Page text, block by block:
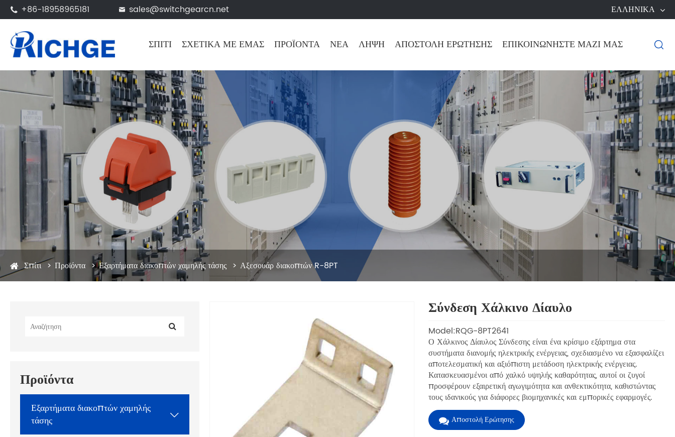
 +86-18958965181  sales@switchgearcn.net ΕΛΛΗΝΙΚΆ
ΣΠΊΤΙ ΣΧΕΤΙΚΆ ΜΕ ΕΜΆΣ ΠΡΟΪΌΝΤΑ ΝΈΑ ΛΉΨΗ ΑΠΟΣΤΟΛΉ ΕΡΏΤΗΣΗΣ ΕΠΙΚΟΙΝΩΝΉΣΤΕ ΜΑΖΊ ΜΑΣ 
Σπίτι Προϊόντα Εξαρτήματα διακοπτών χαμηλής τάσης Αξεσουάρ διακοπτών R-8PT
Προϊόντα
Εξαρτήματα διακοπτών χαμηλής
τάσης

Σύνδεση Χάλκινο Δίαυλο
Model:RQG-8PT2641
Ο Χάλκινος Δίαυλος Σύνδεσης είναι ένα κρίσιμο εξάρτημα στα
συστήματα διανομής ηλεκτρικής ενέργειας, σχεδιασμένο να εξασφαλίζει
αποτελεσματική και αξιόπιστη μετάδοση ηλεκτρικής ενέργειας.
Κατασκευασμένοι από χαλκό υψηλής καθαρότητας, αυτοί οι ζυγοί
προσφέρουν εξαιρετική αγωγιμότητα και ανθεκτικότητα, καθιστώντας
τους ιδανικούς για διάφορες βιομηχανικές και εμπορικές εφαρμογές.
Αποστολή Ερώτησης